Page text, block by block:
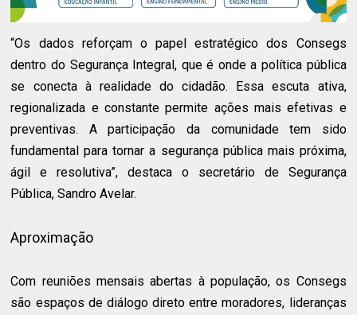
“Os dados reforçam o papel estratégico dos Consegs
dentro do Segurança Integral, que é onde a política pública
se conecta à realidade do cidadão. Essa escuta ativa,
regionalizada e constante permite ações mais efetivas e
preventivas. A participação da comunidade tem sido
fundamental para tornar a segurança pública mais próxima,
ágil e resolutiva”, destaca o secretário de Segurança
Pública, Sandro Avelar.
Aproximação
Com reuniões mensais abertas à população, os Consegs
são espaços de diálogo direto entre moradores, lideranças